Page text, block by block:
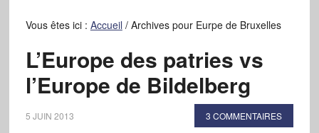
Vous êtes ici : Accueil /Archives pour Eurpe de Bruxelles
L’Europe des patries vs
l’Europe de Bildelberg
5 JUIN 2013 3 COMMENTAIRES